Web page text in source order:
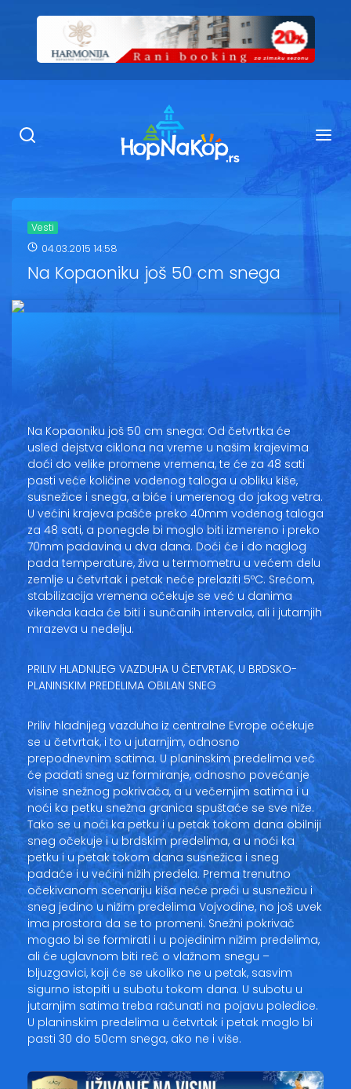
Ugostiteljstvo
Kop Info
Oglasi
Galerija
Copyright© 2020
HopNaKop
Vesti
04.03.2015 14:58
Na Kopaoniku još 50 cm snega
Na Kopaoniku još 50 cm snega: Od četvrtka će
usled dejstva ciklona na vreme u našim krajevima
doći do velike promene vremena, te će za 48 sati
pasti veće količine vodenog taloga u obliku kiše,
susnežice i snega, a biće i umerenog do jakog vetra.
U većini krajeva pašće preko 40mm vodenog taloga
za 48 sati, a ponegde bi moglo biti izmereno i preko
70mm padavina u dva dana. Doći će i do naglog
pada temperature, živa u termometru u većem delu
zemlje u četvrtak i petak neće prelaziti 5ºC. Srećom,
stabilizacija vremena očekuje se već u danima
vikenda kada će biti i sunčanih intervala, ali i jutarnjih
mrazeva u nedelju.
PRILIV HLADNIJEG VAZDUHA U ČETVRTAK, U BRDSKO-
PLANINSKIM PREDELIMA OBILAN SNEG
Priliv hladnijeg vazduha iz centralne Evrope očekuje
se u četvrtak, i to u jutarnjim, odnosno
prepodnevnim satima. U planinskim predelima već
će padati sneg uz formiranje, odnosno povećanje
visine snežnog pokrivača, a u večernjim satima i u
noći ka petku snežna granica spuštaće se sve niže.
Tako se u noći ka petku i u petak tokom dana obilniji
sneg očekuje i u brdskim predelima, a u noći ka
petku i u petak tokom dana susnežica i sneg
padaće i u većini nižih predela. Prema trenutno
očekivanom scenariju kiša neće preći u susnežicu i
sneg jedino u nižim predelima Vojvodine, no još uvek
ima prostora da se to promeni. Snežni pokrivač
mogao bi se formirati i u pojedinim nižim predelima,
ali će uglavnom biti reč o vlažnom snegu –
bljuzgavici, koji će se ukoliko ne u petak, sasvim
sigurno istopiti u subotu tokom dana. U subotu u
jutarnjim satima treba računati na pojavu poledice.
U planinskim predelima u četvrtak i petak moglo bi
pasti 30 do 50cm snega, ako ne i više.